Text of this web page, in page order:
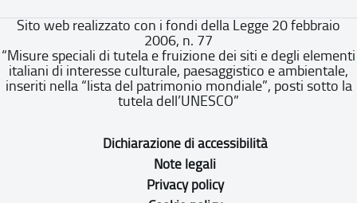
Sito web realizzato con i fondi della Legge 20 febbraio
2006, n. 77
“Misure speciali di tutela e fruizione dei siti e degli elementi
italiani di interesse culturale, paesaggistico e ambientale,
inseriti nella “lista del patrimonio mondiale”, posti sotto la
tutela dell’UNESCO”
Dichiarazione di accessibilità
Note legali
Privacy policy